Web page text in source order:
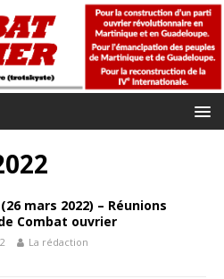
(26 mars 2022) – Réunions
Combat ouvrier
La rédaction